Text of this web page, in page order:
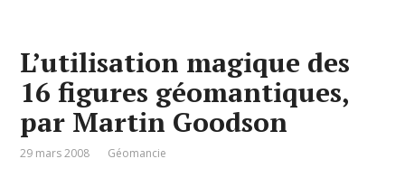
L’utilisation magique des
16 figures géomantiques,
par Martin Goodson
29 mars 2008 Géomancie